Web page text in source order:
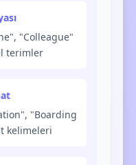
"Colleague"
terimler
"Boarding
kelimeleri